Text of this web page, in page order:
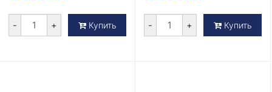
- + Купить - + Купить